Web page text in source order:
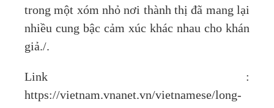
trong một xóm nhỏ nơi thành thị đã mang lại
nhiều cung bậc cảm xúc khác nhau cho khán
giả./.
Link :
https://vietnam.vnanet.vn/vietnamese/long-